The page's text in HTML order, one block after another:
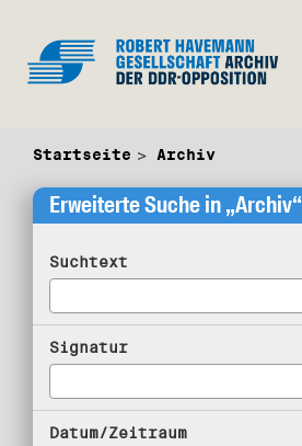
Startseite Archiv
Erweiterte Suche in „Archiv“
Suchtext
Signatur
Datum/Zeitraum